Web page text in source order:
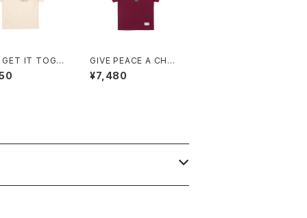
IT TOGE
/ BOX FIT
GIVE PEACE A CHAN
CE TEE (BURGUND
Y)
¥7,480